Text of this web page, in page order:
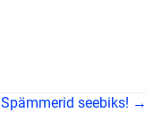
Spämmerid seebiks! →